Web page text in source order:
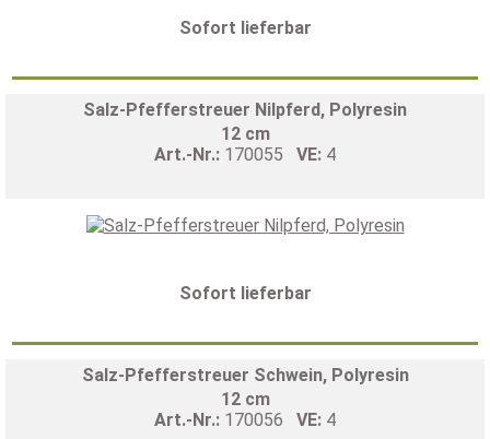
Sofort lieferbar
Salz-Pfefferstreuer Nilpferd, Polyresin
12 cm
Art.-Nr.: 170055 VE: 4
Sofort lieferbar
Salz-Pfefferstreuer Schwein, Polyresin
12 cm
Art.-Nr.: 170056 VE: 4